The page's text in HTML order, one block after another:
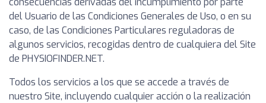
del Usuario de las Condiciones Generales de Uso, o en su
caso, de las Condiciones Particulares reguladoras de
algunos servicios, recogidas dentro de cualquiera del Site
de PHYSIOFINDER.NET.
Todos los servicios a los que se accede a través de
nuestro Site, incluyendo cualquier acción o la realización